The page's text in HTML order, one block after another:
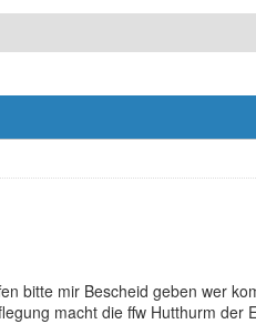
bitte mir Bescheid geben wer
macht die ffw Hutthurm der